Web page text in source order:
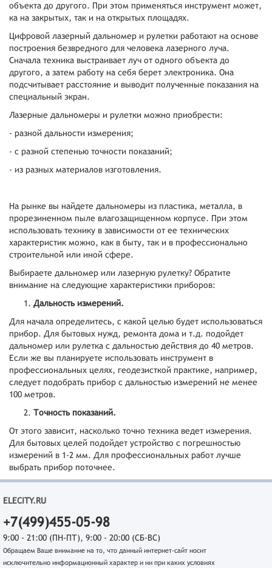
объекта до другого. При этом применяться инструмент может,
ка на закрытых, так и на открытых площадях.
Цифровой лазерный дальномер и рулетки работают на основе
построения безвредного для человека лазерного луча.
Сначала техника выстраивает луч от одного объекта до
другого, а затем работу на себя берет электроника. Она
подсчитывает расстояние и выводит полученные показания на
специальный экран.
Лазерные дальномеры и рулетки можно приобрести:
- разной дальности измерения;
- с разной степенью точности показаний;
- из разных материалов изготовления.
На рынке вы найдете дальномеры из пластика, металла, в
прорезиненном пыле влагозащищенном корпусе. При этом
использовать технику в зависимости от ее технических
характеристик можно, как в быту, так и в профессионально
строительной или иной сфере.
Выбираете дальномер или лазерную рулетку? Обратите
внимание на следующие характеристики приборов:
Дальность измерений.
Для начала определитесь, с какой целью будет использоваться
прибор. Для бытовых нужд, ремонта дома и т.д. подойдет
дальномер или рулетка с дальностью действия до 40 метров.
Если же вы планируете использовать инструмент в
профессиональных целях, геодезисткой практике, например,
следует подобрать прибор с дальностью измерений не менее
100 метров.
Точность показаний.
От этого зависит, насколько точно техника ведет измерения.
Для бытовых целей подойдет устройство с погрешностью
измерений в 1-2 мм. Для профессиональных работ лучше
выбрать прибор поточнее.
ELECITY.RU
+7(499)455-05-98
9:00 - 21:00 (ПН-ПТ), 9:00 - 20:00 (СБ-ВС)
Обращаем Ваше внимание на то, что данный интернет-сайт носит
исключительно информационный характер и ни при каких условиях